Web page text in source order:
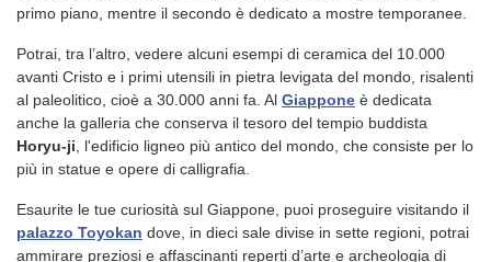
primo piano, mentre il secondo è dedicato a mostre temporanee.
Potrai, tra l’altro, vedere alcuni esempi di ceramica del 10.000
avanti Cristo e i primi utensili in pietra levigata del mondo, risalenti
al paleolitico, cioè a 30.000 anni fa. Al Giappone è dedicata
anche la galleria che conserva il tesoro del tempio buddista
Horyu-ji , l'edificio ligneo più antico del mondo, che consiste per lo
più in statue e opere di calligrafia.
Esaurite le tue curiosità sul Giappone, puoi proseguire visitando il
palazzo Toyokan dove, in dieci sale divise in sette regioni, potrai
ammirare preziosi e affascinanti reperti d’arte e archeologia di